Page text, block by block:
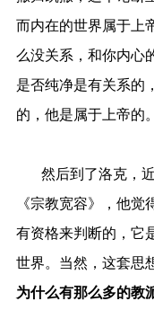
而内在的世界属于上
么没关系，和你内心
是否纯净是有关系的
的，他是属于上帝的。
然后到了洛克，
《宗教宽容》，他
有资格来判断的，它
世界。当然，这套思
为什么有那么多的教